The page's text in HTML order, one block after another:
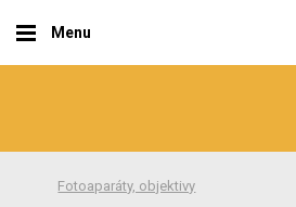
Menu
Fotoaparáty, objektivy